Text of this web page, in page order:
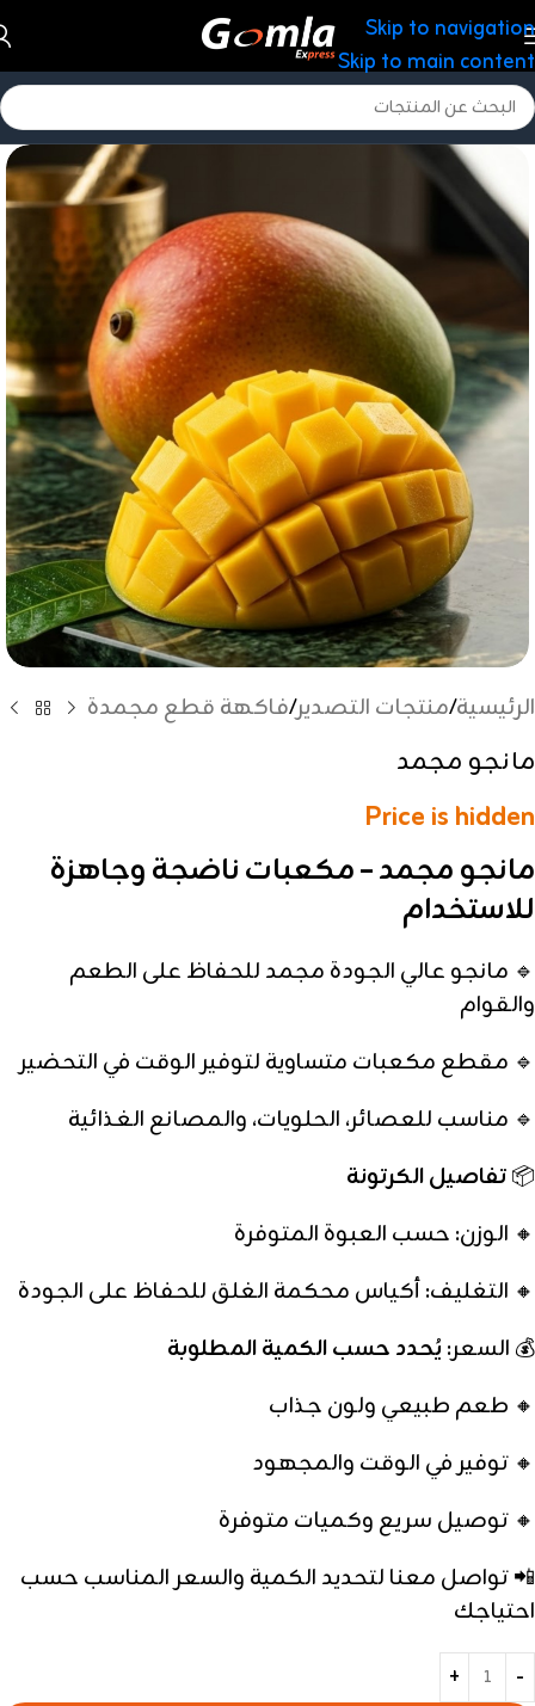
Skip to navigation
Skip to main content
الرئيسية/منتجات التصدير/فاكهة قطع مجمدة
مانجو مجمد
Price is hidden
مانجو مجمد – مكعبات ناضجة وجاهزة
للاستخدام
🔹 مانجو عالي الجودة مجمد للحفاظ على الطعم
والقوام
🔹 مقطع مكعبات متساوية لتوفير الوقت في التحضير
🔹 مناسب للعصائر، الحلويات، والمصانع الغذائية
📦تفاصيل الكرتونة
🔸 الوزن: حسب العبوة المتوفرة
🔸 التغليف: أكياس محكمة الغلق للحفاظ على الجودة
💰 السعر: يُحدد حسب الكمية المطلوبة
🔸 طعم طبيعي ولون جذاب
🔸 توفير في الوقت والمجهود
🔸 توصيل سريع وكميات متوفرة
📲 تواصل معنا لتحديد الكمية والسعر المناسب حسب
احتياجك